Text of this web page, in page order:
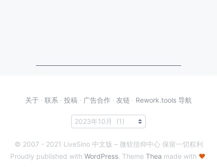
关于 · 联系 · 投稿 · 广告合作 · 友链 · Rework.tools 导航
© 2007 - 2021 LiveSino 中文版 – 微软信仰中心 保留一切权利
Proudly published with WordPress. Theme Thea made with ♥.